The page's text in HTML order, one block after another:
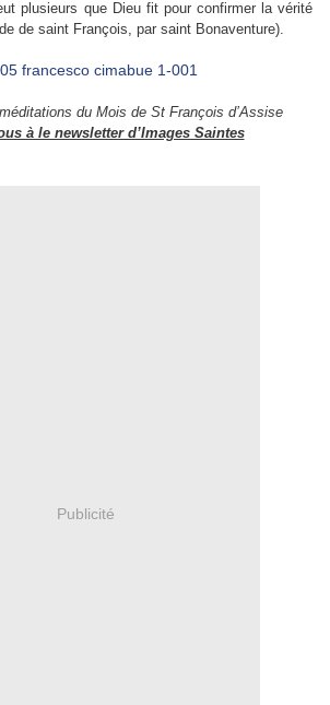
plusieurs que Dieu fit pour confirmer la vérité
de saint François, par saint Bonaventure).
du Mois de St François d’Assise
à le newsletter d’Images Saintes
Publicité